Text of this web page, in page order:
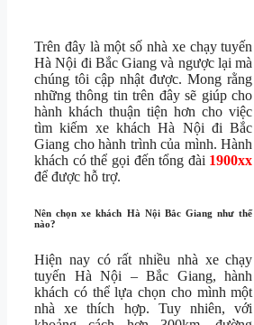
Trên đây là một số nhà xe chạy tuyến
Hà Nội đi Bắc Giang và ngược lại mà
chúng tôi cập nhật được. Mong rằng
những thông tin trên đây sẽ giúp cho
hành khách thuận tiện hơn cho việc
tìm kiếm xe khách Hà Nội đi Bắc
Giang cho hành trình của mình. Hành
khách có thể gọi đến tổng đài 1900xx
để được hỗ trợ.
Nên chọn xe khách Hà Nội Bắc Giang như thế
nào?
Hiện nay có rất nhiều nhà xe chạy
tuyến Hà Nội – Bắc Giang, hành
khách có thể lựa chọn cho mình một
nhà xe thích hợp. Tuy nhiên, với